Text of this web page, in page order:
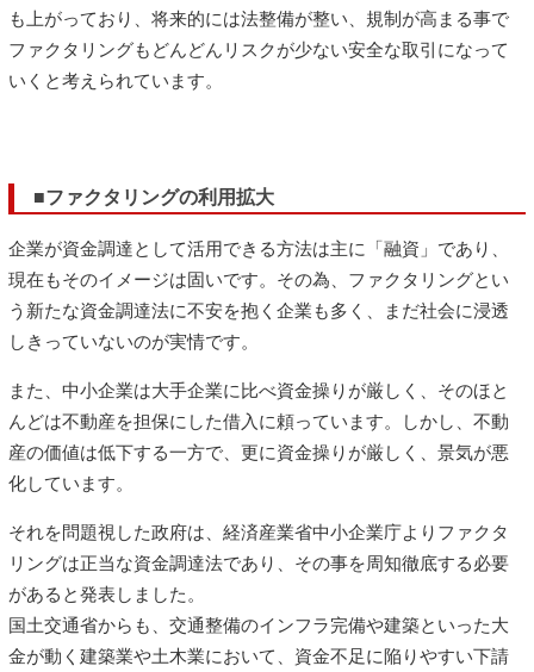
も上がっており、将来的には法整備が整い、規制が高まる事で
ファクタリングもどんどんリスクが少ない安全な取引になって
いくと考えられています。
■ファクタリングの利用拡大
企業が資金調達として活用できる方法は主に「融資」であり、
現在もそのイメージは固いです。その為、ファクタリングとい
う新たな資金調達法に不安を抱く企業も多く、まだ社会に浸透
しきっていないのが実情です。
また、中小企業は大手企業に比べ資金操りが厳しく、そのほと
んどは不動産を担保にした借入に頼っています。しかし、不動
産の価値は低下する一方で、更に資金操りが厳しく、景気が悪
化しています。
それを問題視した政府は、経済産業省中小企業庁よりファクタ
リングは正当な資金調達法であり、その事を周知徹底する必要
があると発表しました。
国土交通省からも、交通整備のインフラ完備や建築といった大
金が動く建築業や土木業において、資金不足に陥りやすい下請